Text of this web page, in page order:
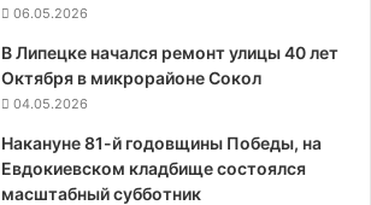
06.05.2026
В Липецке начался ремонт улицы 40 лет
Октября в микрорайоне Сокол
04.05.2026
Накануне 81-й годовщины Победы, на
Евдокиевском кладбище состоялся
масштабный субботник